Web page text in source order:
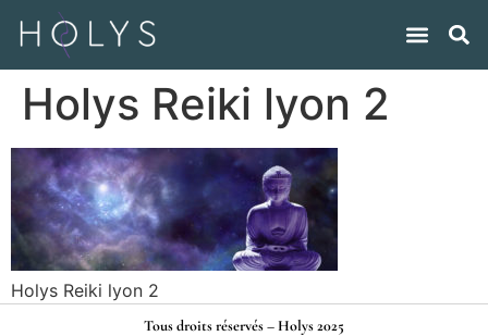
Holys Reiki lyon 2
Holys Reiki lyon 2
Tous droits réservés – Holys 2025